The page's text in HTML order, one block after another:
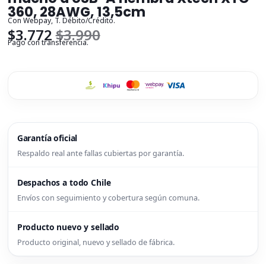
360, 28AWG, 13,5cm
Con Webpay, T. Débito/Crédito.
$3.772$3.990
Pago con transferencia.
Garantía oficial
Respaldo real ante fallas cubiertas por garantía.
Despachos a todo Chile
Envíos con seguimiento y cobertura según comuna.
Producto nuevo y sellado
Producto original, nuevo y sellado de fábrica.